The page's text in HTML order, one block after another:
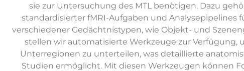
sie zur Untersuchung des MTL benötigen. Dazu
standardisierter fMRI-Aufgaben und Analysepipelines
verschiedener Gedächtnistypen, wie Objekt- und
stellen wir automatisierte Werkzeuge zur Verfügung,
Unterregionen zu unterteilen, was detaillierte
Studien ermöglicht. Mit diesen Werkzeugen können